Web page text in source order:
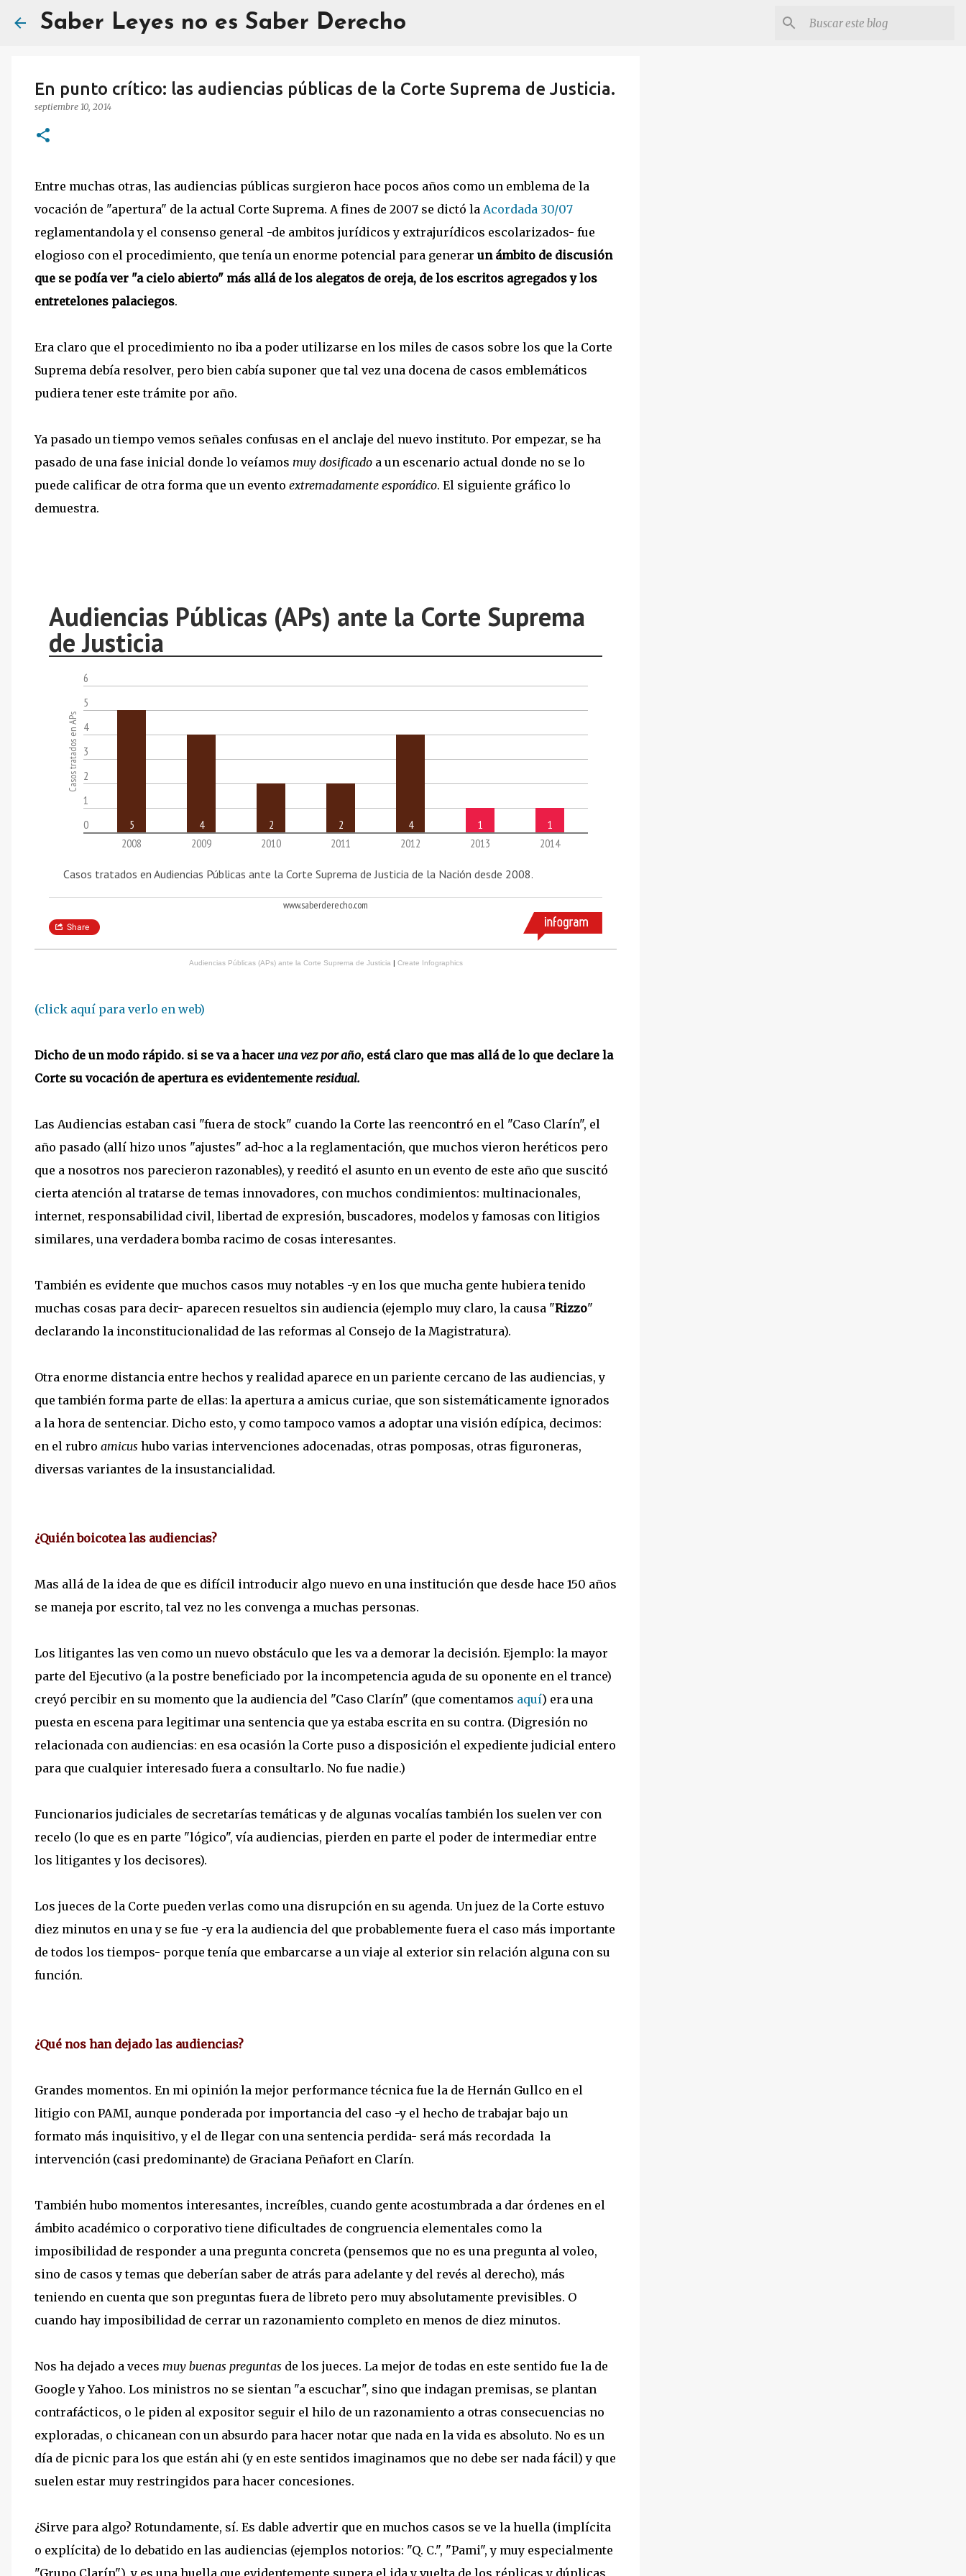
Saber Leyes no es Saber Derecho
En punto crítico: las audiencias públicas de la Corte Suprema de Justicia.
septiembre 10, 2014
Entre muchas otras, las audiencias públicas surgieron hace pocos años como un emblema de la
vocación de "apertura" de la actual Corte Suprema. A fines de 2007 se dictó la Acordada 30/07
reglamentandola y el consenso general -de ambitos jurídicos y extrajurídicos escolarizados- fue
elogioso con el procedimiento, que tenía un enorme potencial para generar un ámbito de discusión
que se podía ver "a cielo abierto" más allá de los alegatos de oreja, de los escritos agregados y los
entretelones palaciegos.
Era claro que el procedimiento no iba a poder utilizarse en los miles de casos sobre los que la Corte
Suprema debía resolver, pero bien cabía suponer que tal vez una docena de casos emblemáticos
pudiera tener este trámite por año.
Ya pasado un tiempo vemos señales confusas en el anclaje del nuevo instituto. Por empezar, se ha
pasado de una fase inicial donde lo veíamos muy dosificado a un escenario actual donde no se lo
puede calificar de otra forma que un evento extremadamente esporádico. El siguiente gráfico lo
demuestra.
Audiencias Públicas (APs) ante la Corte Suprema de Justicia | Create Infographics
(click aquí para verlo en web)
Dicho de un modo rápido. si se va a hacer una vez por año, está claro que mas allá de lo que declare la
Corte su vocación de apertura es evidentemente residual.
Las Audiencias estaban casi "fuera de stock" cuando la Corte las reencontró en el "Caso Clarín", el
año pasado (allí hizo unos "ajustes" ad-hoc a la reglamentación, que muchos vieron heréticos pero
que a nosotros nos parecieron razonables), y reeditó el asunto en un evento de este año que suscitó
cierta atención al tratarse de temas innovadores, con muchos condimientos: multinacionales,
internet, responsabilidad civil, libertad de expresión, buscadores, modelos y famosas con litigios
similares, una verdadera bomba racimo de cosas interesantes.
También es evidente que muchos casos muy notables -y en los que mucha gente hubiera tenido
muchas cosas para decir- aparecen resueltos sin audiencia (ejemplo muy claro, la causa "Rizzo"
declarando la inconstitucionalidad de las reformas al Consejo de la Magistratura).
Otra enorme distancia entre hechos y realidad aparece en un pariente cercano de las audiencias, y
que también forma parte de ellas: la apertura a amicus curiae, que son sistemáticamente ignorados
a la hora de sentenciar. Dicho esto, y como tampoco vamos a adoptar una visión edípica, decimos:
en el rubro amicus hubo varias intervenciones adocenadas, otras pomposas, otras figuroneras,
diversas variantes de la insustancialidad.
¿Quién boicotea las audiencias?
Mas allá de la idea de que es difícil introducir algo nuevo en una institución que desde hace 150 años
se maneja por escrito, tal vez no les convenga a muchas personas.
Los litigantes las ven como un nuevo obstáculo que les va a demorar la decisión. Ejemplo: la mayor
parte del Ejecutivo (a la postre beneficiado por la incompetencia aguda de su oponente en el trance)
creyó percibir en su momento que la audiencia del "Caso Clarín" (que comentamos aquí) era una
puesta en escena para legitimar una sentencia que ya estaba escrita en su contra. (Digresión no
relacionada con audiencias: en esa ocasión la Corte puso a disposición el expediente judicial entero
para que cualquier interesado fuera a consultarlo. No fue nadie.)
Funcionarios judiciales de secretarías temáticas y de algunas vocalías también los suelen ver con
recelo (lo que es en parte "lógico", vía audiencias, pierden en parte el poder de intermediar entre
los litigantes y los decisores).
Los jueces de la Corte pueden verlas como una disrupción en su agenda. Un juez de la Corte estuvo
diez minutos en una y se fue -y era la audiencia del que probablemente fuera el caso más importante
de todos los tiempos- porque tenía que embarcarse a un viaje al exterior sin relación alguna con su
función.
¿Qué nos han dejado las audiencias?
Grandes momentos. En mi opinión la mejor performance técnica fue la de Hernán Gullco en el
litigio con PAMI, aunque ponderada por importancia del caso -y el hecho de trabajar bajo un
formato más inquisitivo, y el de llegar con una sentencia perdida- será más recordada la
intervención (casi predominante) de Graciana Peñafort en Clarín.
También hubo momentos interesantes, increíbles, cuando gente acostumbrada a dar órdenes en el
ámbito académico o corporativo tiene dificultades de congruencia elementales como la
imposibilidad de responder a una pregunta concreta (pensemos que no es una pregunta al voleo,
sino de casos y temas que deberían saber de atrás para adelante y del revés al derecho), más
teniendo en cuenta que son preguntas fuera de libreto pero muy absolutamente previsibles. O
cuando hay imposibilidad de cerrar un razonamiento completo en menos de diez minutos.
Nos ha dejado a veces muy buenas preguntas de los jueces. La mejor de todas en este sentido fue la de
Google y Yahoo. Los ministros no se sientan "a escuchar", sino que indagan premisas, se plantan
contrafácticos, o le piden al expositor seguir el hilo de un razonamiento a otras consecuencias no
exploradas, o chicanean con un absurdo para hacer notar que nada en la vida es absoluto. No es un
día de picnic para los que están ahi (y en este sentidos imaginamos que no debe ser nada fácil) y que
suelen estar muy restringidos para hacer concesiones.
¿Sirve para algo? Rotundamente, sí. Es dable advertir que en muchos casos se ve la huella (implícita
o explícita) de lo debatido en las audiencias (ejemplos notorios: "Q. C.", "Pami", y muy especialmente
"Grupo Clarín"), y es una huella que evidentemente supera el ida y vuelta de los réplicas y dúplicas